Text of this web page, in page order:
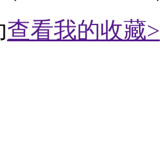
查看我的收藏>